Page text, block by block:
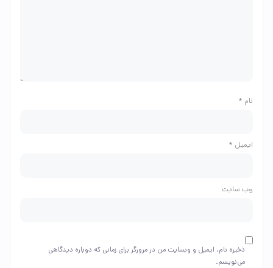
نام *
ایمیل *
وب‌ سایت
ذخیره نام، ایمیل و وبسایت من در مرورگر برای زمانی که دوباره دیدگاهی
می‌نویسم.